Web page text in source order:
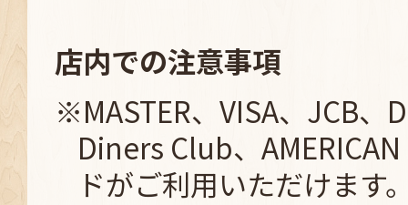
店内での注意事項
※MASTER、VISA、JCB、
Diners Club、AMERICAN
ドがご利用いただけます